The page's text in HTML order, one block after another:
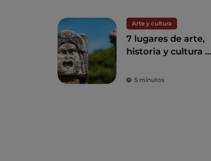
Arte y cultura
7 lugares de arte,
historia y cultura a
5 minutos